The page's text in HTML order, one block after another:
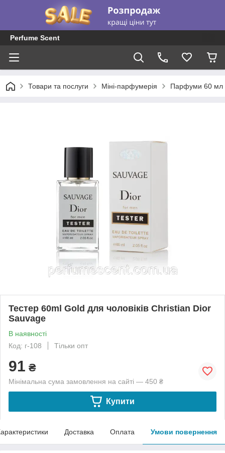
Perfume Scent
Товари та послуги Міні-парфумерія Парфуми 60 мл
Тестер 60ml Gold для чоловіків Christian Dior
Sauvage
В наявності
Код: г-108
Тільки опт
91 ₴
Мінімальна сума замовлення на сайті — 450 ₴
Купити
Доставка Оплата Умови повернення